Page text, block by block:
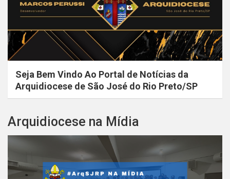
Seja Bem Vindo Ao Portal de Notícias da
Arquidiocese de São José do Rio Preto/SP
Arquidiocese na Mídia